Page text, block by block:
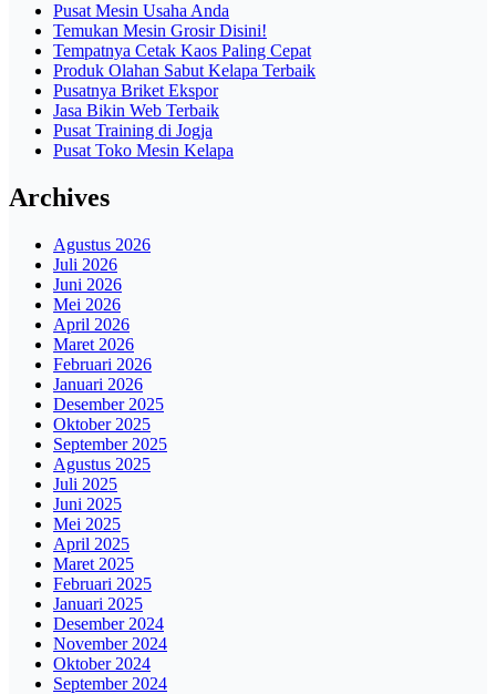
Pusat Mesin Usaha Anda
Temukan Mesin Grosir Disini!
Tempatnya Cetak Kaos Paling Cepat
Produk Olahan Sabut Kelapa Terbaik
Pusatnya Briket Ekspor
Jasa Bikin Web Terbaik
Pusat Training di Jogja
Pusat Toko Mesin Kelapa
Archives
Agustus 2026
Juli 2026
Juni 2026
Mei 2026
April 2026
Maret 2026
Februari 2026
Januari 2026
Desember 2025
Oktober 2025
September 2025
Agustus 2025
Juli 2025
Juni 2025
Mei 2025
April 2025
Maret 2025
Februari 2025
Januari 2025
Desember 2024
November 2024
Oktober 2024
September 2024